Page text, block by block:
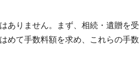
ありません。まず、相続・遺贈を受
めて手数料額を求め、これらの手数